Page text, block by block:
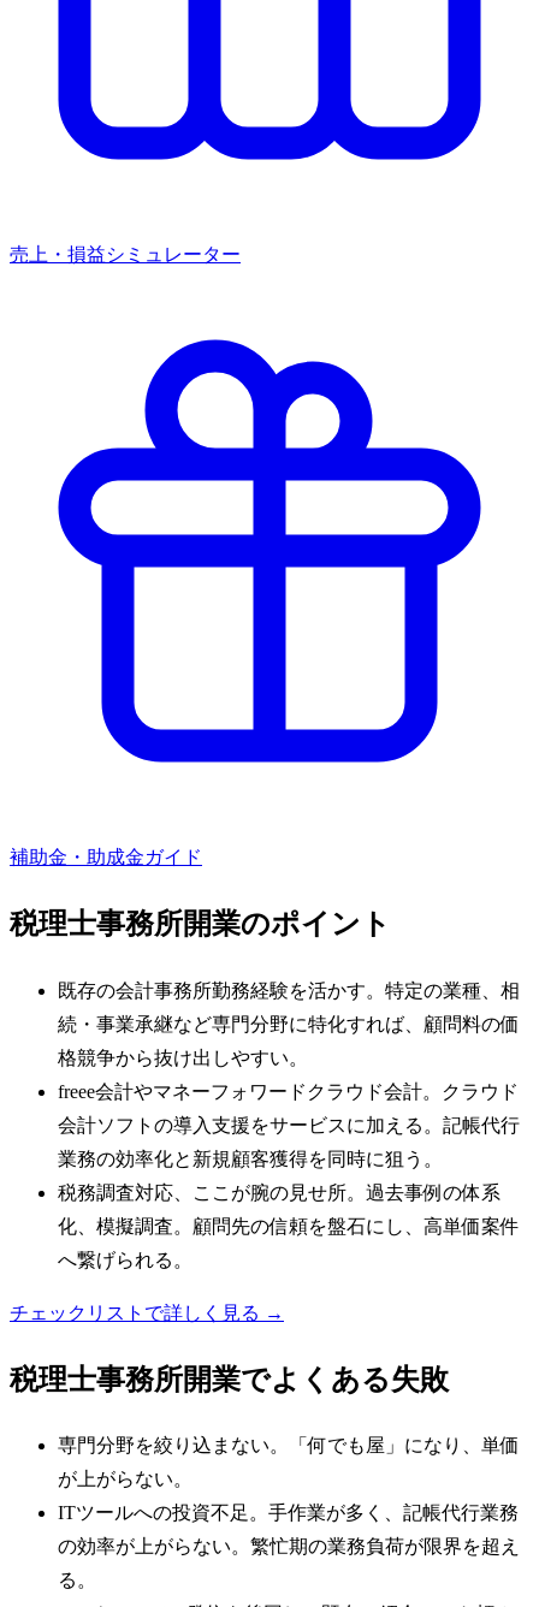
売上・損益シミュレーター
補助金・助成金ガイド
税理士事務所開業のポイント
既存の会計事務所勤務経験を活かす。特定の業種、相
続・事業承継など専門分野に特化すれば、顧問料の価
格競争から抜け出しやすい。
freee会計やマネーフォワードクラウド会計。クラウド
会計ソフトの導入支援をサービスに加える。記帳代行
業務の効率化と新規顧客獲得を同時に狙う。
税務調査対応、ここが腕の見せ所。過去事例の体系
化、模擬調査。顧問先の信頼を盤石にし、高単価案件
へ繋げられる。
チェックリストで詳しく見る →
税理士事務所開業でよくある失敗
専門分野を絞り込まない。「何でも屋」になり、単価
が上がらない。
ITツールへの投資不足。手作業が多く、記帳代行業務
の効率が上がらない。繁忙期の業務負荷が限界を超え
る。